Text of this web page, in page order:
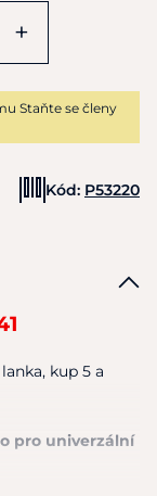
+
Staňte se členy
Kód: P53220
kup 5 a
pro univerzální